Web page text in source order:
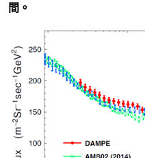
間。